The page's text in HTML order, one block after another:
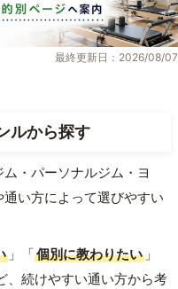
最終更新日：2026/08/07
ルから探す
・パーソナルジム・ヨ
い方によって選びやすい
」「個別に教わりたい 」
、続けやすい通い方から考